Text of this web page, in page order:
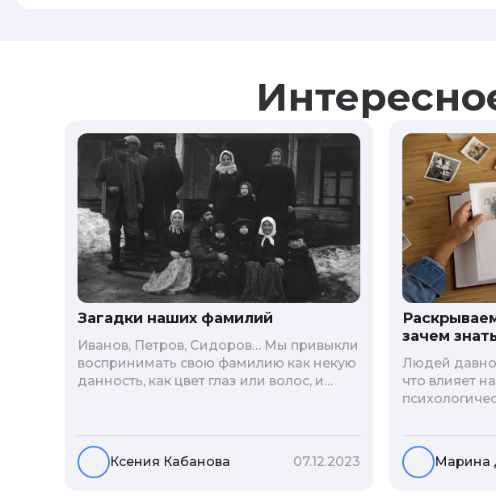
Загадки наших фамилий
Иванов, Петров, Сидоров… Мы привыкли
воспринимать свою фамилию как некую
данность, как цвет глаз или волос, и
неблагозвучной или, наоборот,
«дворянской» фамилией, и какие
секреты она может раскрыть о судьбе
Ксения Кабанова 07.12.2023
зачем
Людей давно
что влияет
человека. В
существует
семи
Марина